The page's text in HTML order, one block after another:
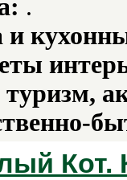
.
и
туризм,
Кот.